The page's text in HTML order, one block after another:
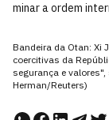
minar a ordem
Bandeira da Otan: Xi
coercitivas da
segurança e
Herman/Reuters)